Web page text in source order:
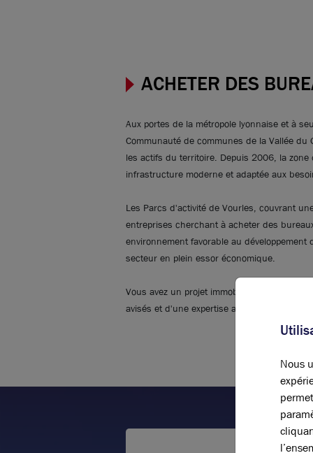
ACHETER DES
Aux portes de la métropole lyonnaise et à
Communauté de communes de la Vallée
les actifs du territoire. Depuis 2006, la
infrastructure moderne et adaptée aux
Les Parcs d'activité de Vourles, couvrant
entreprises cherchant à acheter des
environnement favorable au
secteur en plein essor économique.
Vous avez un projet immobilier d’
avisés et d'une expertise approfondie du
Nous